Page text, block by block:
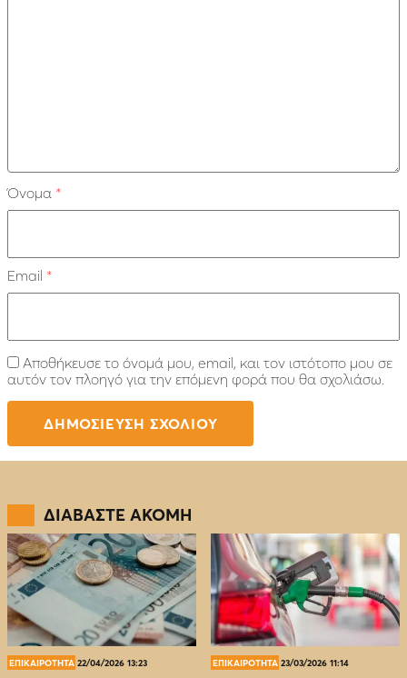
Όνομα *
Email *
Αποθήκευσε το όνομά μου, email, και τον ιστότοπο μου σε
αυτόν τον πλοηγό για την επόμενη φορά που θα σχολιάσω.
ΔΙΑΒΑΣΤΕ ΑΚΟΜΗ
ΕΠΙΚΑΙΡΟΤΗΤΑ 22/04/2026 13:23 ΕΠΙΚΑΙΡΟΤΗΤΑ 23/03/2026 11:14